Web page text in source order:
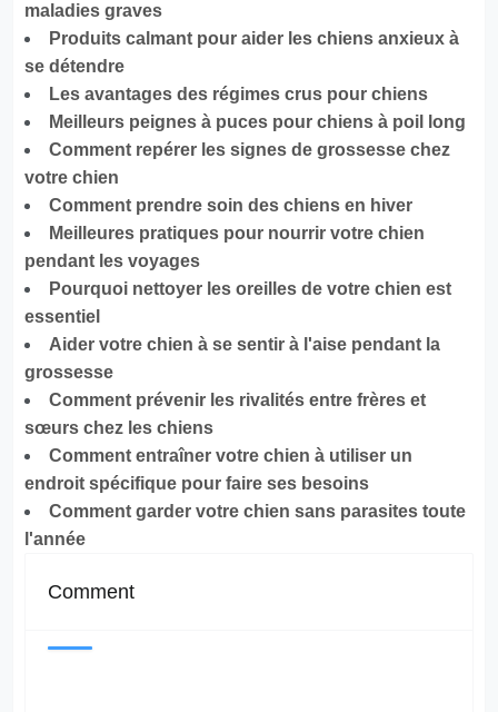
maladies graves
Produits calmant pour aider les chiens anxieux à
se détendre
Les avantages des régimes crus pour chiens
Meilleurs peignes à puces pour chiens à poil long
Comment repérer les signes de grossesse chez
votre chien
Comment prendre soin des chiens en hiver
Meilleures pratiques pour nourrir votre chien
pendant les voyages
Pourquoi nettoyer les oreilles de votre chien est
essentiel
Aider votre chien à se sentir à l'aise pendant la
grossesse
Comment prévenir les rivalités entre frères et
sœurs chez les chiens
Comment entraîner votre chien à utiliser un
endroit spécifique pour faire ses besoins
Comment garder votre chien sans parasites toute
l'année
Comment